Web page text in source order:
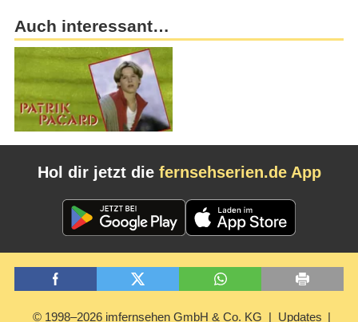
Auch interessant…
Hol dir jetzt die fernsehserien.de App
© 1998–2026 imfernsehen GmbH & Co. KG Updates